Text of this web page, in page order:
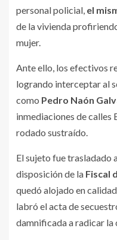
personal policial, el
de la vivienda
mujer.
Ante ello, los efectivos
logrando interceptar al
como Pedro Naón
inmediaciones de calles
rodado sustraído.
El sujeto fue trasladado
disposición de la Fiscal
quedó alojado en
labró el acta de
damnificada a radicar la